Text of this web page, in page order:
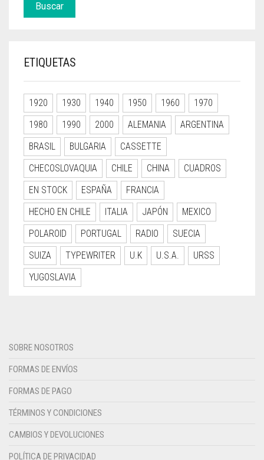
Buscar
ETIQUETAS
1920 1930 1940 1950 1960
1970
1980
1990 2000 ALEMANIA
ARGENTINA
BRASIL
BULGARIA
CASSETTE
CHECOSLOVAQUIA
CHILE CHINA
CUADROS
EN STOCK
ESPAÑA
FRANCIA
HECHO EN CHILE
ITALIA JAPÓN
MEXICO
POLAROID
PORTUGAL RADIO
SUECIA
SUIZA
TYPEWRITER U.K U.S.A.
URSS
YUGOSLAVIA
SOBRE NOSOTROS
FORMAS DE ENVÍOS
FORMAS DE PAGO
TÉRMINOS Y CONDICIONES
CAMBIOS Y DEVOLUCIONES
POLÍTICA DE PRIVACIDAD